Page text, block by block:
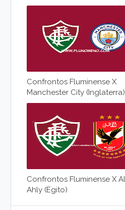
Confrontos Fluminense X
Manchester City (Inglaterra)
Confrontos Fluminense X Al
Ahly (Egito)